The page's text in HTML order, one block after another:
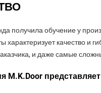
получила обучение у
характеризует качество и
и даже самые
M.K.Door